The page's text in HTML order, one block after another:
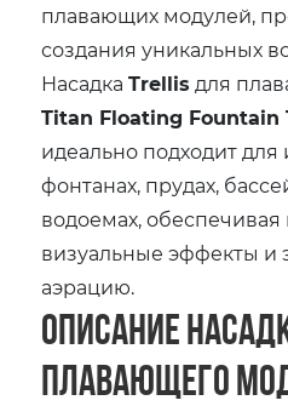
плавающих модулей,
создания уникальных
НасадкаTrellis для
Titan Floating Fountain
идеально подходит для
фонтанах, прудах,
водоемах,
визуальные эффекты и
аэрацию.
Описание
плавающего